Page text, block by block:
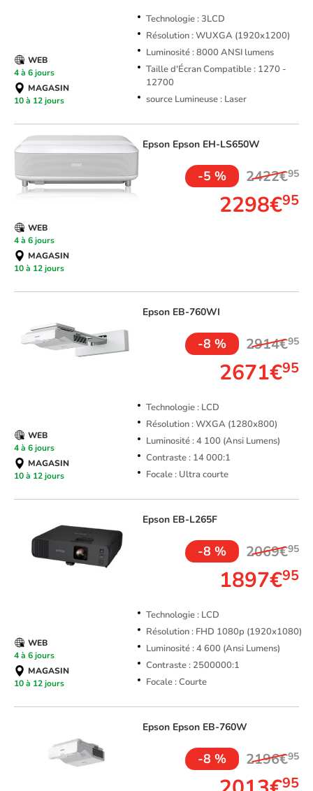
Technologie : 3LCD
Résolution : WUXGA (1920x1200)
Luminosité : 8000 ANSI lumens
Taille d'Écran Compatible : 1270 -
12700
source Lumineuse : Laser
WEB
4 à 6 jours
MAGASIN
10 à 12 jours
Epson Epson EH-LS650W
-5 % 2422€95
2298€95
WEB
4 à 6 jours
MAGASIN
10 à 12 jours
Epson EB-760WI
-8 % 2914€95
2671€95
Technologie : LCD
Résolution : WXGA (1280x800)
Luminosité : 4 100 (Ansi Lumens)
Contraste : 14 000:1
Focale : Ultra courte
WEB
4 à 6 jours
MAGASIN
10 à 12 jours
Epson EB-L265F
-8 % 2069€95
1897€95
Technologie : LCD
Résolution : FHD 1080p (1920x1080)
Luminosité : 4 600 (Ansi Lumens)
Contraste : 2500000:1
Focale : Courte
WEB
4 à 6 jours
MAGASIN
10 à 12 jours
Epson Epson EB-760W
-8 % 2196€95
95